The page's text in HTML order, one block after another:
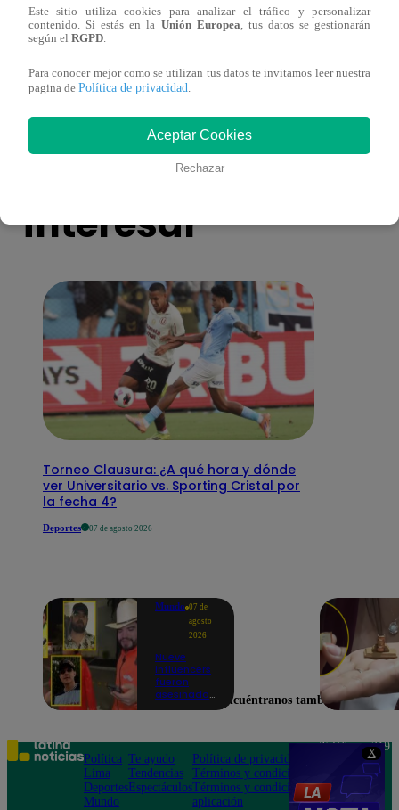
X
¡Imitadora de Laura Pausini se consagró
ganadora de Yo Soy: Nueva Generación!
También te puede
interesar
Torneo Clausura: ¿A qué hora y dónde
ver Universitario vs. Sporting Cristal por
la fecha 4?
Deportes 07 de agosto 2026
Mundo 07 de
agosto
2026
Nueve
influencers
fueron
asesinados
el Cártel de
Sinaloa
Este sitio utiliza cookies para analizar el tráfico y personalizar
contenido. Si estás en la Unión Europea, tus datos se gestionarán
según el RGPD.
Para conocer mejor como se utilizan tus datos te invitamos leer nuestra
pagina de Política de privacidad.
Aceptar Cookies
Rechazar
Encuéntranos también en
Política
Lima
Deportes
Mundo
Te ayudo
Tendencias
Espectáculos
Política de privacidad
Términos y condiciones
Términos y condiciones
aplicación
Teléfono: 219
Av. San
Felipe 968
Jesús María